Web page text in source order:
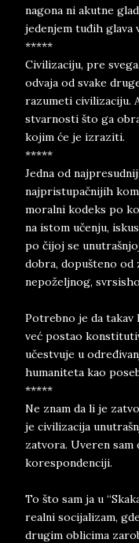
nagona ni akutne
jedenjem tuđih glava
*****
Civilizaciju, pre
odvaja od svake
razumeti civilizaciju.
stvarnosti što ga
kojim će je izraziti.
*****
Jedna od
najpristupačnijih
moralni kodeks po
na istom učenju,
po čijoj se
dobra, dopušteno od
nepoželjnog,
Potrebno je da takav
već postao
učestvuje u
humaniteta kao
*****
Ne znam da li je
je civilizacija
zatvora. Uveren sam
korespondenciji.
To što sam ja u
realni socijalizam,
drugim oblicima